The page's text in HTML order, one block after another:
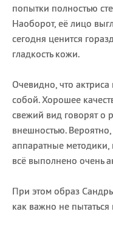
попытки полностью
Наоборот, её лицо
сегодня ценится
гладкость кожи.
Очевидно, что актриса
собой. Хорошее
свежий вид говорят о
внешностью.
аппаратные методики,
всё выполнено очень
При этом образ
как важно не